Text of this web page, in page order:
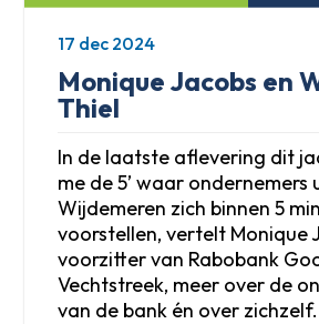
Monique Jacobs en
Thiel
In de laatste aflevering dit
me de 5’ waar ondernemers
Wijdemeren zich binnen 5
voorstellen, vertelt Monique
voorzitter van Rabobank
Vechtstreek, meer over de
van de bank én over zichzelf.
17 dec 2024